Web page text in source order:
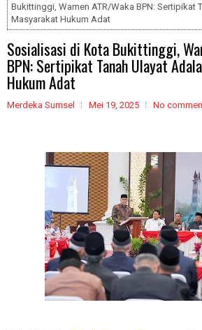
Bukittinggi, Wamen ATR/Waka BPN: Sertipikat
Masyarakat Hukum Adat
Sosialisasi di Kota Bukittinggi,
BPN: Sertipikat Tanah Ulayat
Hukum Adat
Merdeka Sumsel Mei 19, 2025 No